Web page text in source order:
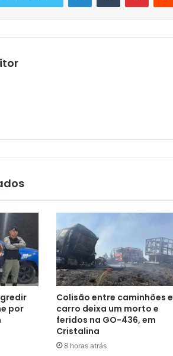
por
Colisão entre caminhões e
carro deixa um morto e
feridos na GO-436, em
Cristalina
8 horas atrás